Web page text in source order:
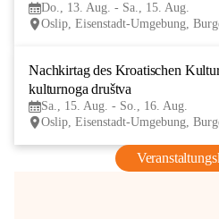
Do., 13. Aug. - Sa., 15. Aug.
Oslip, Eisenstadt-Umgebung,
Nachkirtag des Kroatischen
kulturnoga društva
Sa., 15. Aug. - So., 16. Aug.
Oslip, Eisenstadt-Umgebung,